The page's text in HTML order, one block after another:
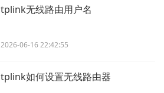
tplink无线路由用户名
2026-06-16 22:42:55
tplink如何设置无线路由器